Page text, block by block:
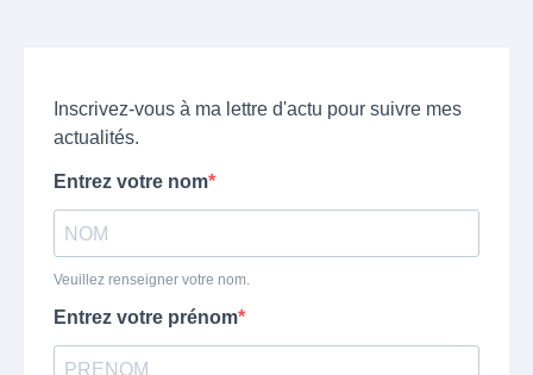
Inscrivez-vous à ma lettre d'actu pour suivre mes
actualités.
Entrez votre nom
Veuillez renseigner votre nom.
Entrez votre prénom